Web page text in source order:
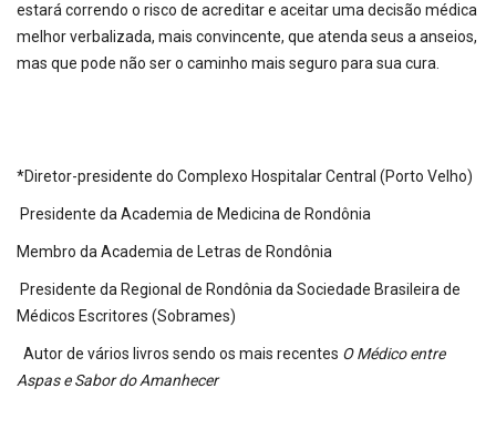
estará correndo o risco de acreditar e aceitar uma decisão médica
melhor verbalizada, mais convincente, que atenda seus a anseios,
mas que pode não ser o caminho mais seguro para sua cura.
*Diretor-presidente do Complexo Hospitalar Central (Porto Velho)
Presidente da Academia de Medicina de Rondônia
Membro da Academia de Letras de Rondônia
Presidente da Regional de Rondônia da Sociedade Brasileira de
Médicos Escritores (Sobrames)
Autor de vários livros sendo os mais recentes O Médico entre
Aspas e Sabor do Amanhecer